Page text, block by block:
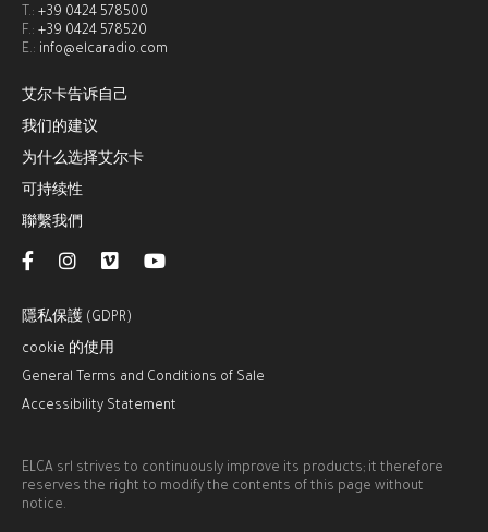
T.: +39 0424 578500
F.: +39 0424 578520
E.: info@elcaradio.com
艾尔卡告诉自己
我们的建议
为什么选择艾尔卡
可持续性
聯繫我們
隱私保護 (GDPR)
cookie 的使用
General Terms and Conditions of Sale
Accessibility Statement
ELCA srl strives to continuously improve its products; it therefore
reserves the right to modify the contents of this page without
notice.